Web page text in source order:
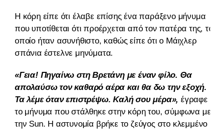
Η κόρη είπε ότι έλαβε επίσης ένα παράξενο μήνυμα
που υποτίθεται ότι προέρχεται από τον πατέρα της, το
οποίο ήταν ασυνήθιστο, καθώς είπε ότι ο Μάιχλερ
σπάνια έστελνε μηνύματα.
«Γεια! Πηγαίνω στη Βρετάνη με έναν φίλο. Θα
απολαύσω τον καθαρό αέρα και θα δω την εξοχή.
Τα λέμε όταν επιστρέψω. Καλή σου μέρα», έγραφε
το μήνυμα που στάλθηκε στην κόρη του, σύμφωνα με
την Sun. Η αστυνομία βρήκε το ζεύγος στο κλεμμένο